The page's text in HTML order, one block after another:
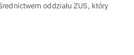
oddziału ZUS, który